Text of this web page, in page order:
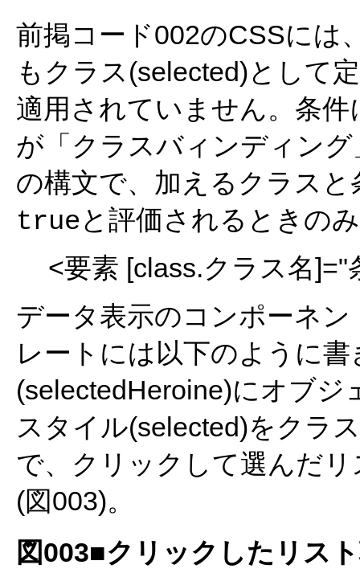
前掲コード002のCSSには
もクラス(selected)として
適用されていません。条
が「クラスバィンディング
の構文で、加えるクラス
trueと評価されるときの
<要素 [class.クラス名]="
データ表示のコンポーネ
レートには以下のように
(selectedHeroine)にオブジ
スタイル(selected)をクラ
で、クリックして選んだ
(図003)。
図003■クリックしたリス